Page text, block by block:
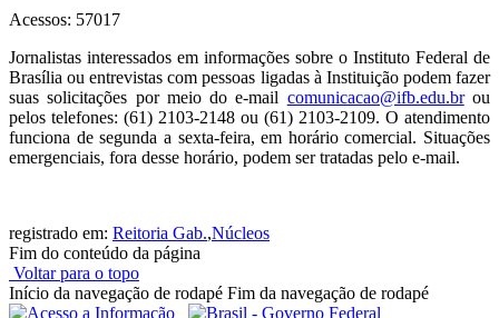
Acessos: 57017
Jornalistas interessados em informações sobre o Instituto Federal de
Brasília ou entrevistas com pessoas ligadas à Instituição podem fazer
suas solicitações por meio do e-mail comunicacao@ifb.edu.brou
pelos telefones: (61) 2103-2148 ou (61) 2103-2109. O atendimento
funciona de segunda a sexta-feira, em horário comercial. Situações
emergenciais, fora desse horário, podem ser tratadas pelo e-mail.
registrado em: Reitoria Gab.,Núcleos
Fim do conteúdo da página
Voltar para o topo
Início da navegação de rodapé Fim da navegação de rodapé